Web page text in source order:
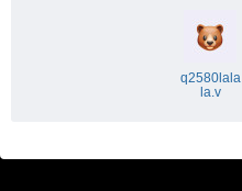
q2580lala
la.v